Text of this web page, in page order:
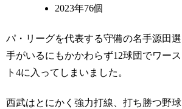
2023年76個
パ・リーグを代表する守備の名手源田選
手がいるにもかかわらず12球団でワース
ト4に入ってしまいました。
西武はとにかく強力打線、打ち勝つ野球